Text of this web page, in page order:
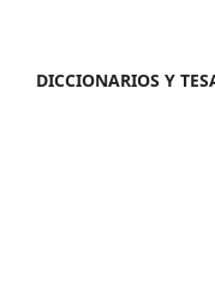
DICCIONARIOS Y